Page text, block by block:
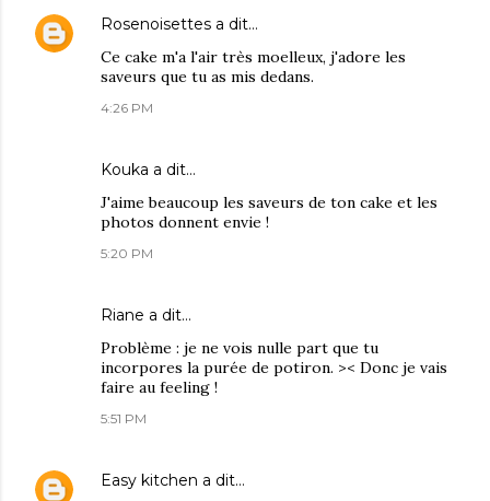
Rosenoisettes a dit…
Ce cake m'a l'air très moelleux, j'adore les
saveurs que tu as mis dedans.
4:26 PM
Kouka a dit…
J'aime beaucoup les saveurs de ton cake et les
photos donnent envie !
5:20 PM
Riane a dit…
Problème : je ne vois nulle part que tu
incorpores la purée de potiron. >< Donc je vais
faire au feeling !
5:51 PM
Easy kitchen a dit…